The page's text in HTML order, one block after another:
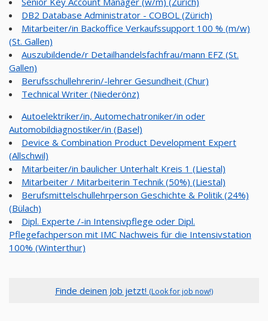
DB2 Database Administrator - COBOL (Zürich)
Mitarbeiter/in Backoffice Verkaufssupport 100 % (m/w)
(St. Gallen)
Auszubildende/r Detailhandelsfachfrau/mann EFZ (St.
Gallen)
Berufsschullehrerin/-lehrer Gesundheit (Chur)
Technical Writer (Niederönz)
Autoelektriker/in, Automechatroniker/in oder
Automobildiagnostiker/in (Basel)
Device & Combination Product Development Expert
(Allschwil)
Mitarbeiter/in baulicher Unterhalt Kreis 1 (Liestal)
Mitarbeiter / Mitarbeiterin Technik (50%) (Liestal)
Berufsmittelschullehrperson Geschichte & Politik (24%)
(Bülach)
Dipl. Experte /-in Intensivpflege oder Dipl.
Pflegefachperson mit IMC Nachweis für die Intensivstation
100% (Winterthur)
Finde deinen Job jetzt! (Look for job now!)